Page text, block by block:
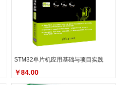
STM32单片机应用基础与项目实践
￥84.00